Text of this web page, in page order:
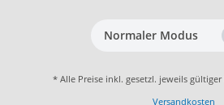
Normaler Modus
* Alle Preise inkl. gesetzl. jeweils
Versandkosten